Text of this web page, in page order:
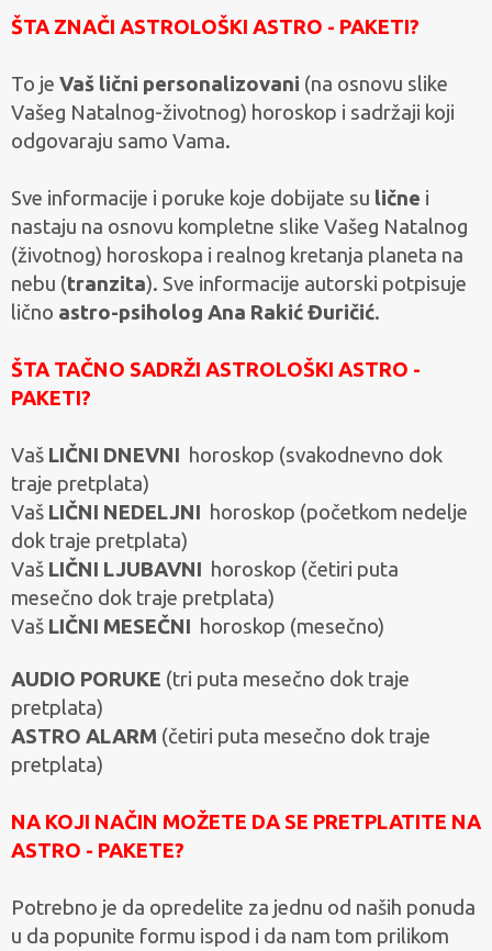
ŠTA ZNAČI ASTROLOŠKI ASTRO - PAKETI?
To je Vaš lični personalizovani (na osnovu slike
Vašeg Natalnog-životnog) horoskop i sadržaji koji
odgovaraju samo Vama.
Sve informacije i poruke koje dobijate su lične i
nastaju na osnovu kompletne slike Vašeg Natalnog
(životnog) horoskopa i realnog kretanja planeta na
nebu (tranzita). Sve informacije autorski potpisuje
lično astro-psiholog Ana Rakić Đuričić.
ŠTA TAČNO SADRŽI ASTROLOŠKI ASTRO -
PAKETI?
Vaš LIČNI DNEVNI horoskop (svakodnevno dok
traje pretplata)
Vaš LIČNI NEDELJNI horoskop (početkom nedelje
dok traje pretplata)
Vaš LIČNI LJUBAVNI horoskop (četiri puta
mesečno dok traje pretplata)
Vaš LIČNI MESEČNI horoskop (mesečno)
AUDIO PORUKE (tri puta mesečno dok traje
pretplata)
ASTRO ALARM (četiri puta mesečno dok traje
pretplata)
NA KOJI NAČIN MOŽETE DA SE PRETPLATITE NA
ASTRO - PAKETE?
Potrebno je da opredelite za jednu od naših ponuda
u da popunite formu ispod i da nam tom prilikom